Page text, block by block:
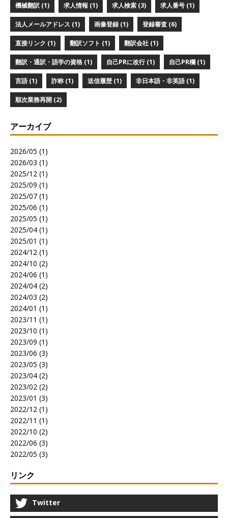
機械翻訳 (1) 求人情報 (1) 求人検索 (3) 求人番号 (1)
法人メールアドレス (1) 画像登録 (1) 登録審査 (6)
直接リンク (1) 翻訳ソフト (1) 翻訳会社 (1)
翻訳・通訳・語学の資格 (1) 自己PRに改行 (1) 自己PR欄 (1)
言語 (1) 詐称 (1) 送信履歴 (1) 非日本語・非英語 (1)
順次業務再開 (2)
アーカイブ
2026/05 (1)
2026/03 (1)
2025/12 (1)
2025/09 (1)
2025/07 (1)
2025/06 (1)
2025/05 (1)
2025/04 (1)
2025/01 (1)
2024/12 (1)
2024/10 (2)
2024/06 (1)
2024/04 (2)
2024/03 (2)
2024/01 (1)
2023/11 (1)
2023/10 (1)
2023/09 (1)
2023/06 (3)
2023/05 (3)
2023/04 (2)
2023/02 (2)
2023/01 (3)
2022/12 (1)
2022/11 (1)
2022/10 (2)
2022/06 (3)
2022/05 (3)
リンク
Twitter